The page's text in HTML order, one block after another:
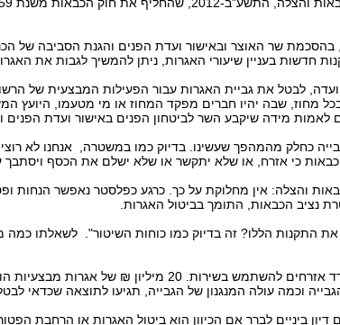
בהסכמת שר האוצר ובאישור ועדת הפנים והגנת הסביבה
חדשות בעניין שיעורי האגרות, ניתן להמשיך לגבות את
לבטל את גביית האגרות עבור הפעילות המבצעית של
מחוז, שבה יהיו חברים מפקד המחוז או מי מטעמו, היועץ
לאמות מידה שיקבע השר לביטחון הפנים באישור ועדת
כחלק מהמהפך שעשינו. בדיוק כמו במשטרה, אנחנו לא
כי אזרח, או שלא יתקשר או שלא ישלם את הכסף ויסתבך
והצלה: אין מחלוקת על כך. כרגע כפלסטר נאפשר הנחות
נציב הכבאות, התומך בביטול האגרות.
ח"כ אזולאי סיכם את הדיון: "התקנות הללו אמורות לעודד אזרחים
וכמה עולה המנגנון של הגבייה, תגיעו לתוצאה שכדאי
דיון ביניים לברר אם הכיוון הוא ביטול האגרות או הרחבת